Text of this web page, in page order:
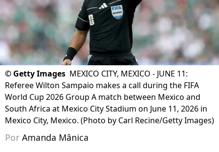
© Getty Images MEXICO CITY, MEXICO - JUNE 11:
Referee Wilton Sampaio makes a call during the FIFA
World Cup 2026 Group A match between Mexico and
South Africa at Mexico City Stadium on June 11, 2026 in
Mexico City, Mexico. (Photo by Carl Recine/Getty Images)
Por Amanda Mânica